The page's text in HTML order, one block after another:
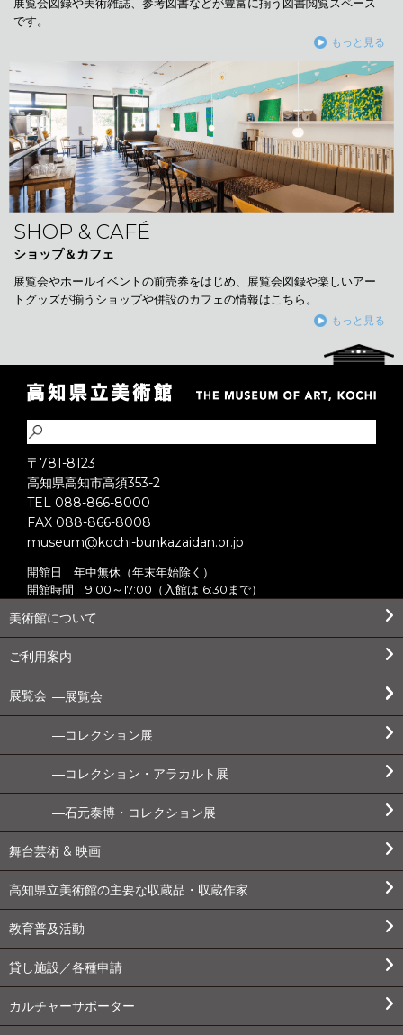
です。
もっと見る
SHOP & CAFÉ
ショップ＆カフェ
展覧会やホールイベントの前売券をはじめ、展覧会図録や楽しいアー
トグッズが揃うショップや併設のカフェの情報はこちら。
もっと見る
〒781-8123
高知県高知市高須353-2
TEL 088-866-8000
FAX 088-866-8008
museum@kochi-bunkazaidan.or.jp
開館日 年中無休（年末年始除く）
開館時間 9:00～17:00（入館は16:30まで）
美術館について
ご利用案内
展覧会 展覧会
コレクション展
コレクション・アラカルト展
石元泰博・コレクション展
舞台芸術 & 映画
高知県立美術館の主要な収蔵品・収蔵作家
教育普及活動
貸し施設／各種申請
カルチャーサポーター